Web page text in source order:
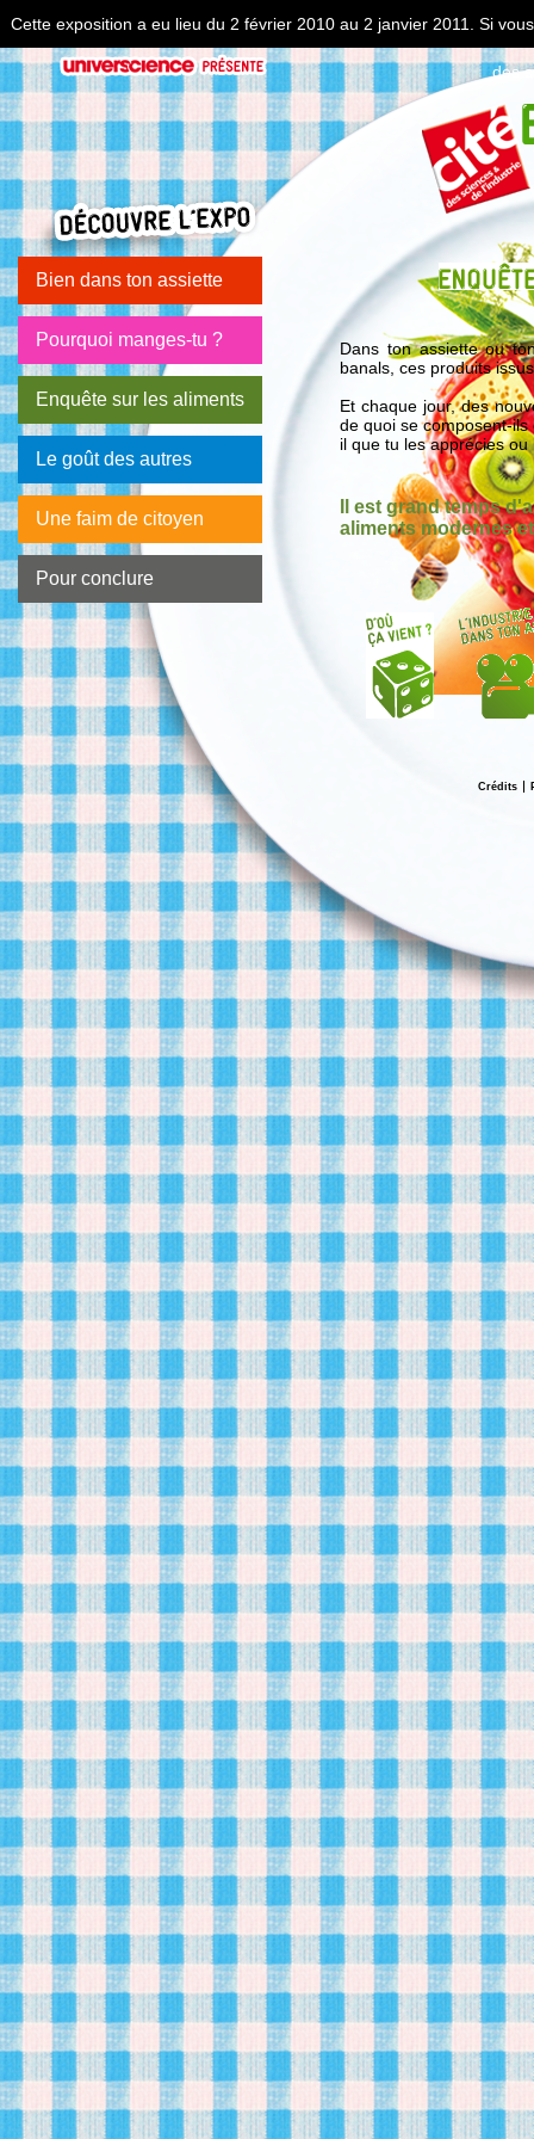
Cette exposition a eu lieu du 2 février 2010 au 2 janvier 2011. Si
des
Bien dans ton assiette
Pourquoi manges-tu ?
Enquête sur les aliments
Le goût des autres
Une faim de citoyen
Pour conclure
Dans ton assiette ou
banals, ces produits
Et chaque jour, des
de quoi se composent-
il que tu les apprécies ou
Il est grand temps
aliments modernes
Crédits